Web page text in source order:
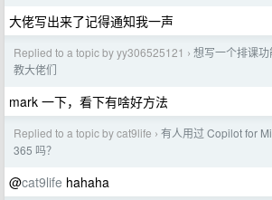
大佬写出来了记得通知我一声
Replied to a topic by yy306525121 › 想写一个排课
教大佬们
mark 一下，看下有啥好方法
Replied to a topic by cat9life › 有人用过 Copilot for
365 吗？
@cat9life hahaha